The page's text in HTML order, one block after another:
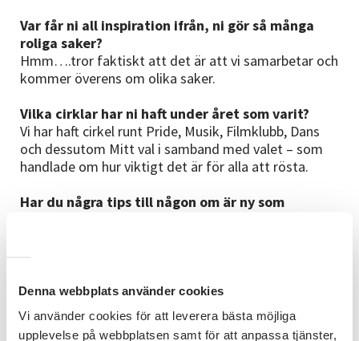
Denna webbplats använder cookies
Vi använder cookies för att leverera bästa möjliga
upplevelse på webbplatsen samt för att anpassa tjänster,
Var får ni all inspiration ifrån, ni gör så många
roliga saker?
Hmm….tror faktiskt att det är att vi samarbetar och
kommer överens om olika saker.
Vilka cirklar har ni haft under året som varit?
Vi har haft cirkel runt Pride, Musik, Filmklubb, Dans
och dessutom Mitt val i samband med valet – som
handlade om hur viktigt det är för alla att rösta.
Har du några tips till någon om är ny som
punkt och säga vad den tycker och tänker.
Vad är det som gör KiX Falkenberg till en så
häftig förening?
Samarbetet och gemenskapen - och att vi